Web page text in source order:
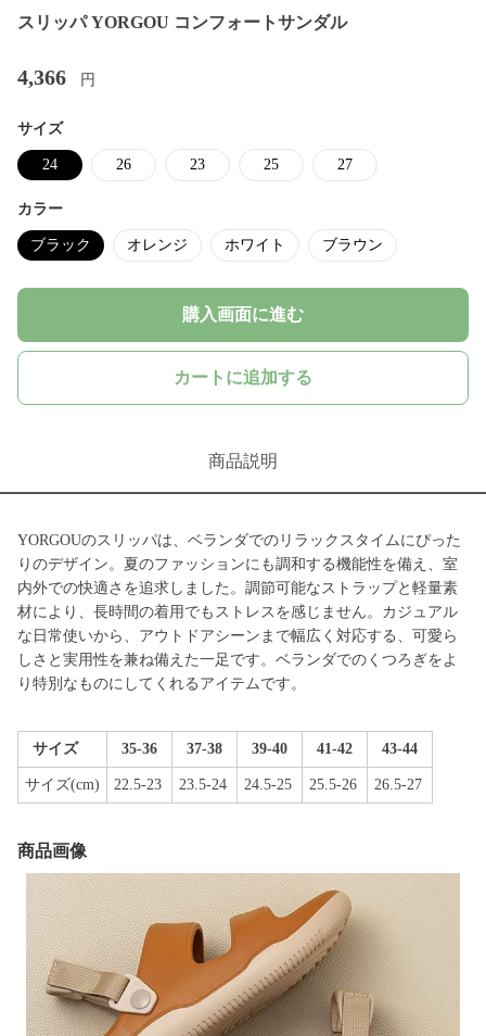
スリッパ YORGOU コンフォートサンダル
4,366 円
サイズ
24 26 23 25 27
カラー
ブラック オレンジ ホワイト ブラウン
購入画面に進む
カートに追加する
商品説明
YORGOUのスリッパは、ベランダでのリラックスタイムにぴった
りのデザイン。夏のファッションにも調和する機能性を備え、室
内外での快適さを追求しました。調節可能なストラップと軽量素
材により、長時間の着用でもストレスを感じません。カジュアル
な日常使いから、アウトドアシーンまで幅広く対応する、可愛ら
しさと実用性を兼ね備えた一足です。ベランダでのくつろぎをよ
り特別なものにしてくれるアイテムです。
サイズ 35-36 37-38 39-40 41-42 43-44
サイズ(cm) 22.5-23 23.5-24 24.5-25 25.5-26 26.5-27
商品画像